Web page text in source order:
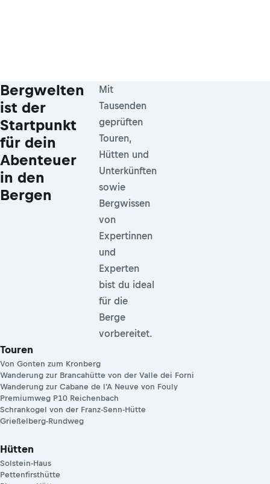
Bergwelten
ist der
Startpunkt
für dein
Abenteuer
in den
Bergen
Mit
Tausenden
geprüften
Touren,
Hütten und
Unterkünften
sowie
Bergwissen
von
Expertinnen
und
Experten
bist du ideal
für die
Berge
vorbereitet.
Touren
Von Gonten zum Kronberg
Wanderung zur Brancahütte von der Valle dei Forni
Wanderung zur Cabane de l'A Neuve von Fouly
Premiumweg P10 Reichenbach
Schrankogel von der Franz-Senn-Hütte
Grießelberg-Rundweg
Hütten
Solstein-Haus
Pettenfirsthütte